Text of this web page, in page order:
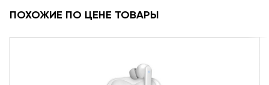
ПОХОЖИЕ ПО ЦЕНЕ ТОВАРЫ